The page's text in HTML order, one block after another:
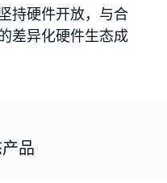
持硬件开放，与合
差异化硬件生态成
品